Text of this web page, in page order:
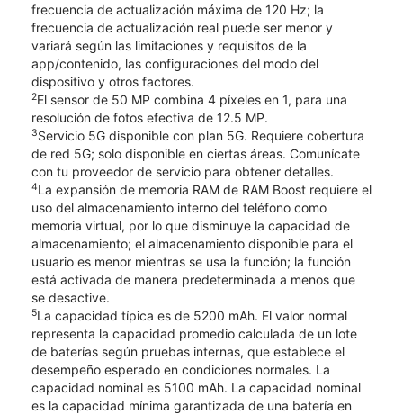
frecuencia de actualización máxima de 120 Hz; la
frecuencia de actualización real puede ser menor y
variará según las limitaciones y requisitos de la
app/contenido, las configuraciones del modo del
dispositivo y otros factores.
2El sensor de 50 MP combina 4 píxeles en 1, para una
resolución de fotos efectiva de 12.5 MP.
3Servicio 5G disponible con plan 5G. Requiere cobertura
de red 5G; solo disponible en ciertas áreas. Comunícate
con tu proveedor de servicio para obtener detalles.
4La expansión de memoria RAM de RAM Boost requiere el
uso del almacenamiento interno del teléfono como
memoria virtual, por lo que disminuye la capacidad de
almacenamiento; el almacenamiento disponible para el
usuario es menor mientras se usa la función; la función
está activada de manera predeterminada a menos que
se desactive.
5La capacidad típica es de 5200 mAh. El valor normal
representa la capacidad promedio calculada de un lote
de baterías según pruebas internas, que establece el
desempeño esperado en condiciones normales. La
capacidad nominal es 5100 mAh. La capacidad nominal
es la capacidad mínima garantizada de una batería en